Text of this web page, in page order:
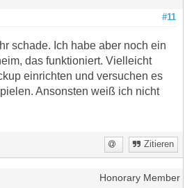
#11
schade. Ich habe aber noch ein
das funktioniert. Vielleicht
einrichten und versuchen es
Ansonsten weiß ich nicht
Zitieren
Honorary Member